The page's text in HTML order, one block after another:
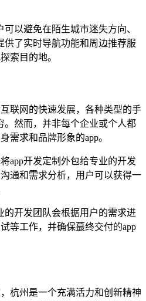
以避免在陌生城市迷失方向、
供了实时导航功能和周边推荐服
索目的地。
联网的快速发展，各种类型的手
。然而，并非每个企业或个人都
需求和品牌形象的app。
app开发定制外包给专业的开发
通和需求分析，用户可以获得一
的开发团队会根据用户的需求进
等工作，并确保蕞终交付的app
杭州是一个充满活力和创新精神